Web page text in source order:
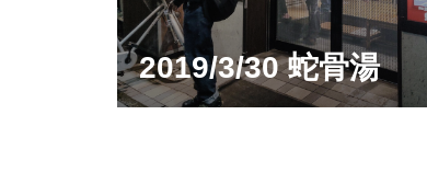
2019/3/30 蛇骨湯